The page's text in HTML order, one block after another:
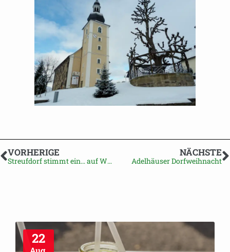
VORHERIGE
Streufdorf stimmt ein… auf Weihnachten
NÄCHSTE
Adelhäuser Dorfweihnacht
22